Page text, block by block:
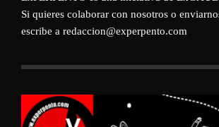
Si quieres colaborar con nosotros o
escribe a redaccion@experpento.com